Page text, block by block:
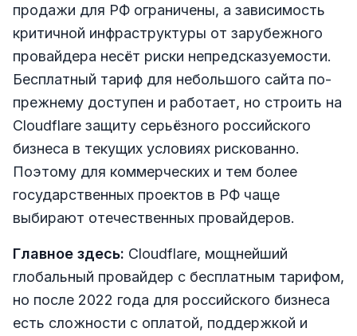
продажи для РФ ограничены, а зависимость
критичной инфраструктуры от зарубежного
провайдера несёт риски непредсказуемости.
Бесплатный тариф для небольшого сайта по-
прежнему доступен и работает, но строить на
Cloudflare защиту серьёзного российского
бизнеса в текущих условиях рискованно.
Поэтому для коммерческих и тем более
государственных проектов в РФ чаще
выбирают отечественных провайдеров.
Главное здесь: Cloudflare, мощнейший
глобальный провайдер с бесплатным тарифом,
но после 2022 года для российского бизнеса
есть сложности с оплатой, поддержкой и